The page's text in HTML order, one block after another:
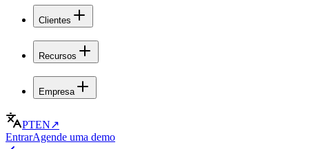
Clientes
Recursos
Empresa
PTEN↗
EntrarAgende uma demo